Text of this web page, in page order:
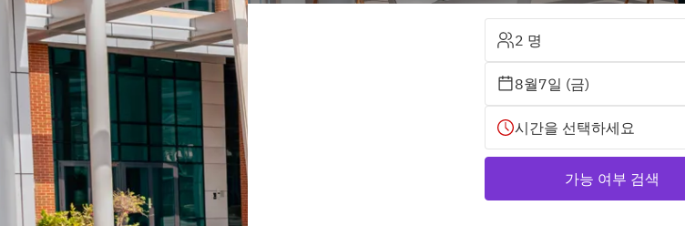
2 명
8월7일 (금)
시간을 선택하세요
가능 여부 검색